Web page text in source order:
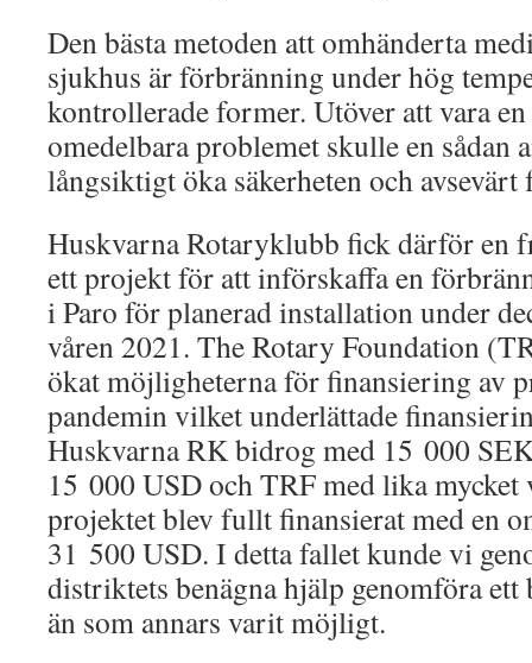
Den bästa metoden att omhänderta
sjukhus är förbränning under hög
kontrollerade former. Utöver att vara
omedelbara problemet skulle en sådan
långsiktigt öka säkerheten och
Huskvarna Rotaryklubb fick därför en
ett projekt för att införskaffa en
i Paro för planerad installation under
våren 2021. The Rotary Foundation
ökat möjligheterna för finansiering av
pandemin vilket underlättade
Huskvarna RK bidrog med 15 000
15 000 USD och TRF med lika mycket
projektet blev fullt finansierat med en
31 500 USD. I detta fallet kunde vi
distriktets benägna hjälp genomföra
än som annars varit möjligt.